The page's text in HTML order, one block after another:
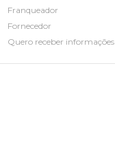
Franqueador
Fornecedor
Quero receber informações